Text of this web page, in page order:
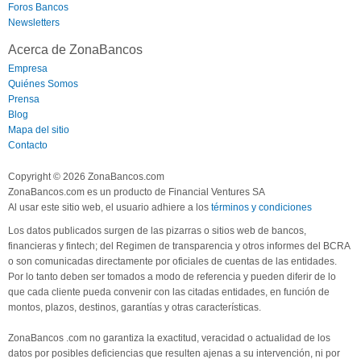
Foros Bancos
Newsletters
Acerca de ZonaBancos
Empresa
Quiénes Somos
Prensa
Blog
Mapa del sitio
Contacto
Copyright © 2026 ZonaBancos.com
ZonaBancos.com es un producto de Financial Ventures SA
Al usar este sitio web, el usuario adhiere a los términos y condiciones
Los datos publicados surgen de las pizarras o sitios web de bancos,
financieras y fintech; del Regimen de transparencia y otros informes del BCRA
o son comunicadas directamente por oficiales de cuentas de las entidades.
Por lo tanto deben ser tomados a modo de referencia y pueden diferir de lo
que cada cliente pueda convenir con las citadas entidades, en función de
montos, plazos, destinos, garantías y otras características.
ZonaBancos .com no garantiza la exactitud, veracidad o actualidad de los
datos por posibles deficiencias que resulten ajenas a su intervención, ni por